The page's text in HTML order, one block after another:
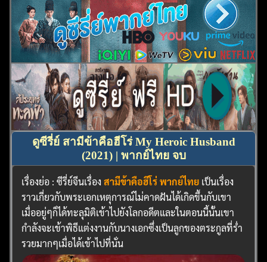
ดูซีรี่ย์ สามีข้าคือฮีโร่ My Heroic Husband
(2021) | พากย์ไทย จบ
เรื่องย่อ : ซีรี่ย์จีนเรื่องสามีข้าคือฮีโร่ พากย์ไทย เป็นเรื่อง
ราวเกี่ยวกับพระเอกเหตุการณ์ไม่คาดฝันได้เกิดขึ้นกับเขา
เมื่ออยู่ๆก็ได้ทะลุมิติเข้าไปยังโลกอดีตและในตอนนี้นั้นเขา
กำลังจะเข้าพิธีแต่งงานกับนางเอกซึ่งเป็นลูกของตระกูลที่ร่ำ
รวยมากๆเมื่อได้เข้าไปที่นั่น